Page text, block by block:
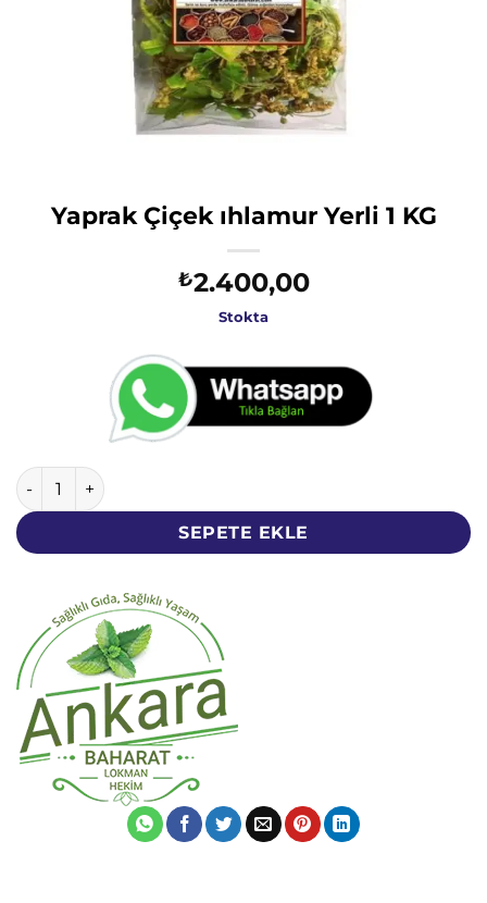
Yaprak Çiçek ıhlamur Yerli 1 KG
₺2.400,00
Stokta
Yaprak Çiçek ıhlamur Yerli 1 KG adet
SEPETE EKLE